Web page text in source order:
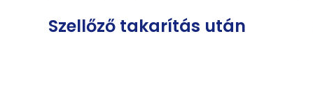
Szellőző takarítás után